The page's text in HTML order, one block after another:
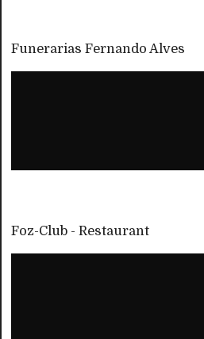
Funerarias Fernando Alves
Foz-Club - Restaurant